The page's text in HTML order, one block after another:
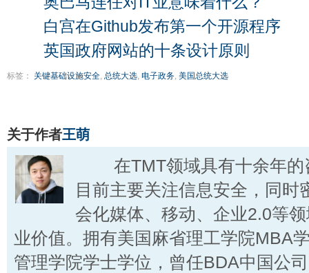
白宫在Github发布第一个开源程序
英国政府网站的十条设计原则
标签： 关键基础设施安全, 总统大选, 电子政务, 美国总统大选
关于作者王萌
在TMT领域具有十余年的
目前主要关注信息安全，同时
会化媒体、移动、企业2.0等
业价值。拥有美国麻省理工学院MBA
管理学院学士学位，曾任BDA中国公